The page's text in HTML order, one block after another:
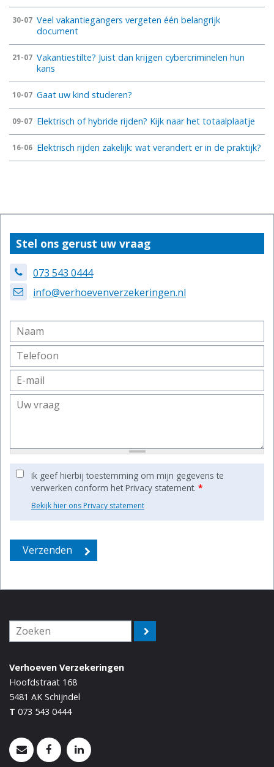
30-07 Veel vakantiegangers vergeten één belangrijk
document
21-07 Vakantiestilte? Juist dan krijgen cybercriminelen hun
kans
10-07 Gaat uw kind studeren?
09-07 Elektrisch of hybride rijden? Kijk naar het totaalplaatje
16-06 Elektrisch rijden zakelijk: wat verandert er in de praktijk?
Stel ons gerust uw vraag
073 543 0444
info@verhoevenverzekeringen.nl
Ik geef hierbij toestemming om mijn gegevens te
verwerken conform het Privacy statement. *
Bekijk hier ons Privacy statement
Verhoeven Verzekeringen
Hoofdstraat 168
5481 AK Schijndel
T 073 543 0444